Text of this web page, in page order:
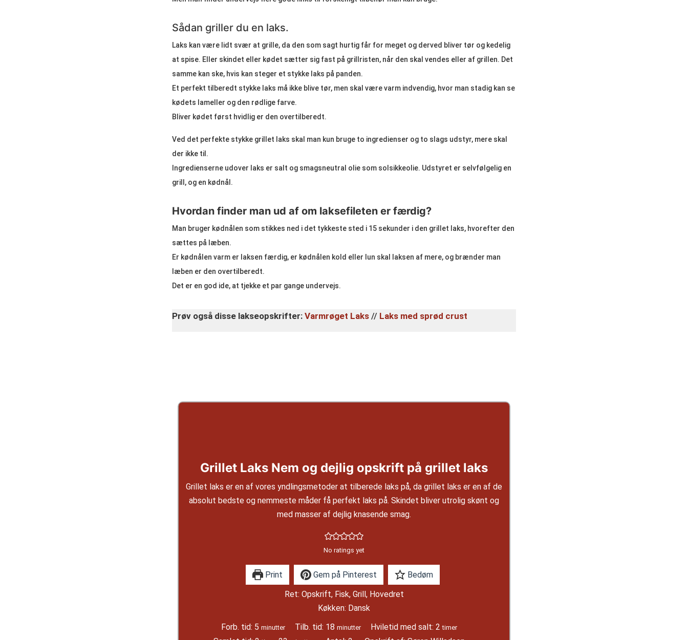
Sådan griller du en laks.
Laks kan være lidt svær at grille, da den som sagt hurtig får for meget og derved bliver tør og kedelig
at spise. Eller skindet eller kødet sætter sig fast på grillristen, når den skal vendes eller af grillen. Det
samme kan ske, hvis kan steger et stykke laks på panden.
Et perfekt tilberedt stykke laks må ikke blive tør, men skal være varm indvendig, hvor man stadig kan se
kødets lameller og den rødlige farve.
Bliver kødet først hvidlig er den overtilberedt.
Ved det perfekte stykke grillet laks skal man kun bruge to ingredienser og to slags udstyr, mere skal
der ikke til.
Ingredienserne udover laks er salt og smagsneutral olie som solsikkeolie. Udstyret er selvfølgelig en
grill, og en kødnål.
Hvordan finder man ud af om laksefileten er færdig?
Man bruger kødnålen som stikkes ned i det tykkeste sted i 15 sekunder i den grillet laks, hvorefter den
sættes på læben.
Er kødnålen varm er laksen færdig, er kødnålen kold eller lun skal laksen af mere, og brænder man
læben er den overtilberedt.
Det er en god ide, at tjekke et par gange undervejs.
Prøv også disse lakseopskrifter: Varmrøget Laks // Laks med sprød crust
Grillet Laks Nem og dejlig opskrift på grillet laks
Grillet laks er en af vores yndlingsmetoder at tilberede laks på, da grillet laks er en af de
absolut bedste og nemmeste måder få perfekt laks på. Skindet bliver utrolig skønt og
med masser af dejlig knasende smag.
No ratings yet
Print Gem på Pinterest
Bedøm
Ret: Opskrift, Fisk, Grill, Hovedret
Køkken: Dansk
Forb. tid: 5minutter
minutter Tilb. tid: 18minutter
minutter Hviletid med salt:2 timer
timer